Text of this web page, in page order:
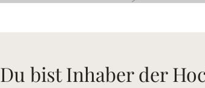
Du bist Inhaber der